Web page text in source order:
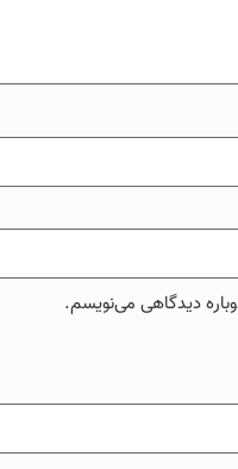
دیدگاهی می‌نویسم.